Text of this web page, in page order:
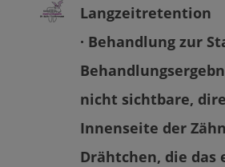
Langzeitretention
· Behandlung zur
nicht sichtbare,
Innenseite der
Drähtchen, die das